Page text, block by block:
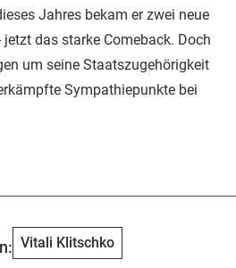
Jahres bekam er zwei neue
das starke Comeback. Doch
um seine Staatszugehörigkeit
Sympathiepunkte bei
Vitali Klitschko